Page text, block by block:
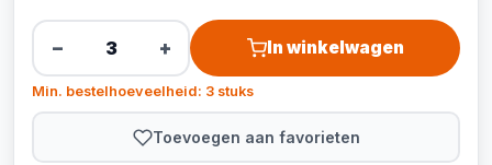
− + In winkelwagen
Min. bestelhoeveelheid: 3 stuks
Toevoegen aan favorieten